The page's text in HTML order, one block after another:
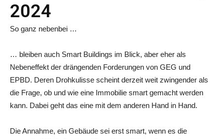
2024
So ganz nebenbei …
… bleiben auch Smart Buildings im Blick, aber eher als
Nebeneffekt der drängenden Forderungen von GEG und
EPBD. Deren Drohkulisse scheint derzeit weit zwingender als
die Frage, ob und wie eine Immobilie smart gemacht werden
kann. Dabei geht das eine mit dem anderen Hand in Hand.
Die Annahme, ein Gebäude sei erst smart, wenn es die